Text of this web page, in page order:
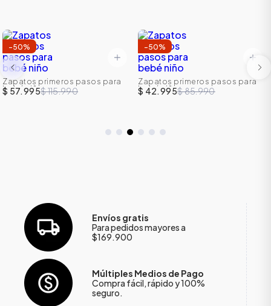
-50%
Zapatos primeros pasos para
bebé niño
$ 57.995$ 115.990
-50%
Zapatos primeros pasos para
bebé niño
$ 42.995$ 85.990
Envíos gratis
Para pedidos mayores a
$169.900
Múltiples Medios de Pago
Compra fácil, rápido y 100%
seguro.